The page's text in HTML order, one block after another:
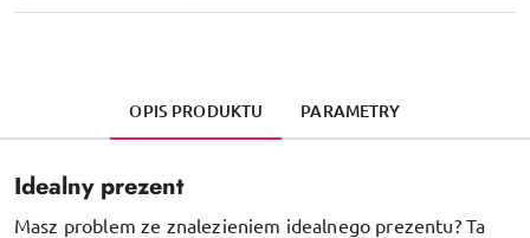
OPIS PRODUKTU PARAMETRY
Idealny prezent
Masz problem ze znalezieniem idealnego prezentu? Ta